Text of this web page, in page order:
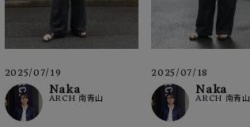
2025/07/19
Naka
ARCH 南青山
2025/07/18
Naka
ARCH 南青山